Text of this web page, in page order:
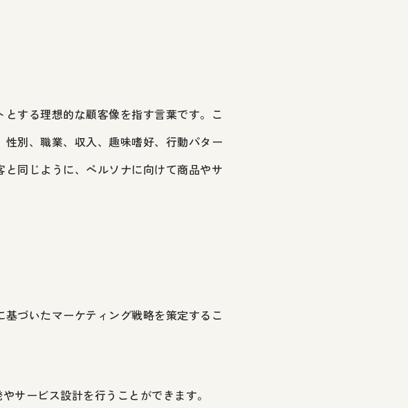
する理想的な顧客像を指す言葉です。こ
別、職業、収入、趣味嗜好、行動パター
同じように、ペルソナに向けて商品やサ
づいたマーケティング戦略を策定するこ
サービス設計を行うことができます。